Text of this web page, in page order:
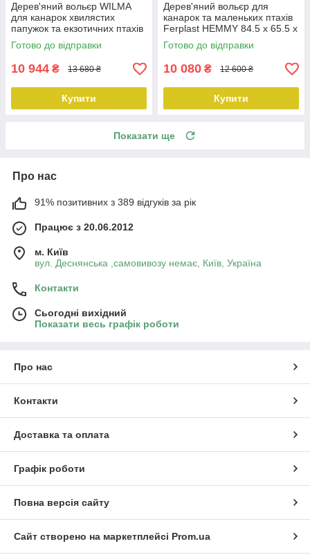
Дерев'яний вольєр WILMA
для канарок хвилястих
папужок та екзотичних птахів
Ferplast 83 x 67 x h 158.5 cm
Готово до відправки
10 944 ₴ 13 680 ₴
Купити
Дерев'яний вольєр для
канарок та маленьких птахів
Ferplast HEMMY 84.5 x 65.5 x
h 165 cm
Готово до відправки
10 080 ₴ 12 600 ₴
Купити
Показати ще
Про нас
91% позитивних з 389 відгуків за рік
Працює з 20.06.2012
м. Київ
вул. Деснянська ,самовивозу немає, Київ, Україна
Контакти
Сьогодні вихідний
Показати весь графік роботи
Про нас
Контакти
Доставка та оплата
Графік роботи
Повна версія сайту
Сайт створено на маркетплейсі Prom.ua